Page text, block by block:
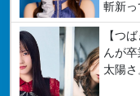
斬新っ
【つ
んが
太陽